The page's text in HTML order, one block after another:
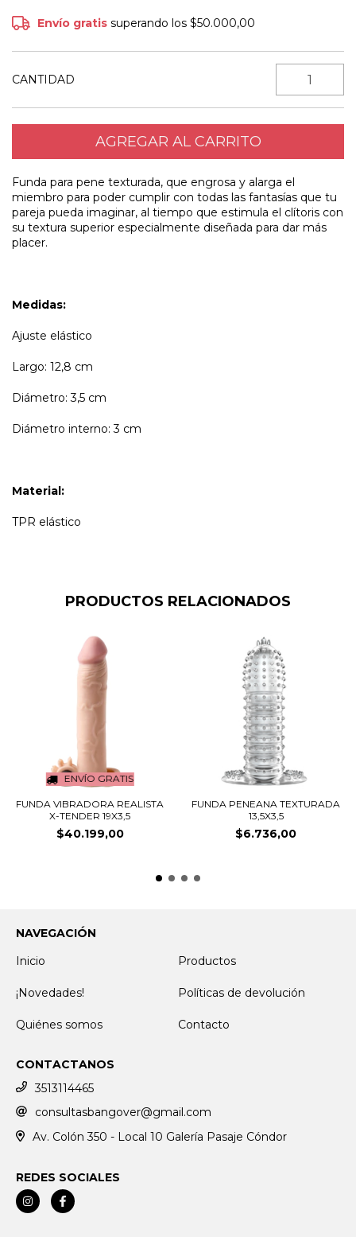
Envío gratis superando los$50.000,00
CANTIDAD
Funda para pene texturada, que engrosa y alarga el
miembro para poder cumplir con todas las fantasías que tu
pareja pueda imaginar, al tiempo que estimula el clítoris con
su textura superior especialmente diseñada para dar más
placer.
Medidas:
Ajuste elástico
Largo: 12,8 cm
Diámetro: 3,5 cm
Diámetro interno: 3 cm
Material:
TPR elástico
PRODUCTOS RELACIONADOS
ENVÍO GRATIS
FUNDA VIBRADORA REALISTA
X-TENDER 19X3,5
$40.199,00
FUNDA PENEANA TEXTURADA
13,5X3,5
$6.736,00
NAVEGACIÓN
Inicio
Productos
¡Novedades! Políticas de devolución
Quiénes somos Contacto
CONTACTANOS
3513114465
consultasbangover@gmail.com
Av. Colón 350 - Local 10 Galería Pasaje Cóndor
REDES SOCIALES